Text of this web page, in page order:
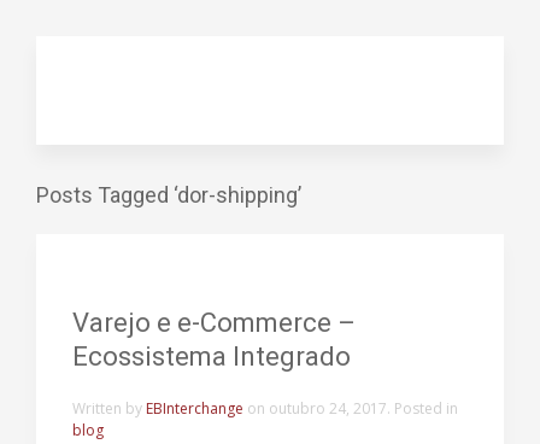
Posts Tagged ‘dor-shipping’
Varejo e e-Commerce –
Ecossistema Integrado
Written by EBInterchange on outubro 24, 2017. Posted in
blog